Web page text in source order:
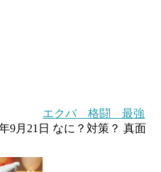
エクバ 格闘 最強
9月21日 なに？対策？ 真面